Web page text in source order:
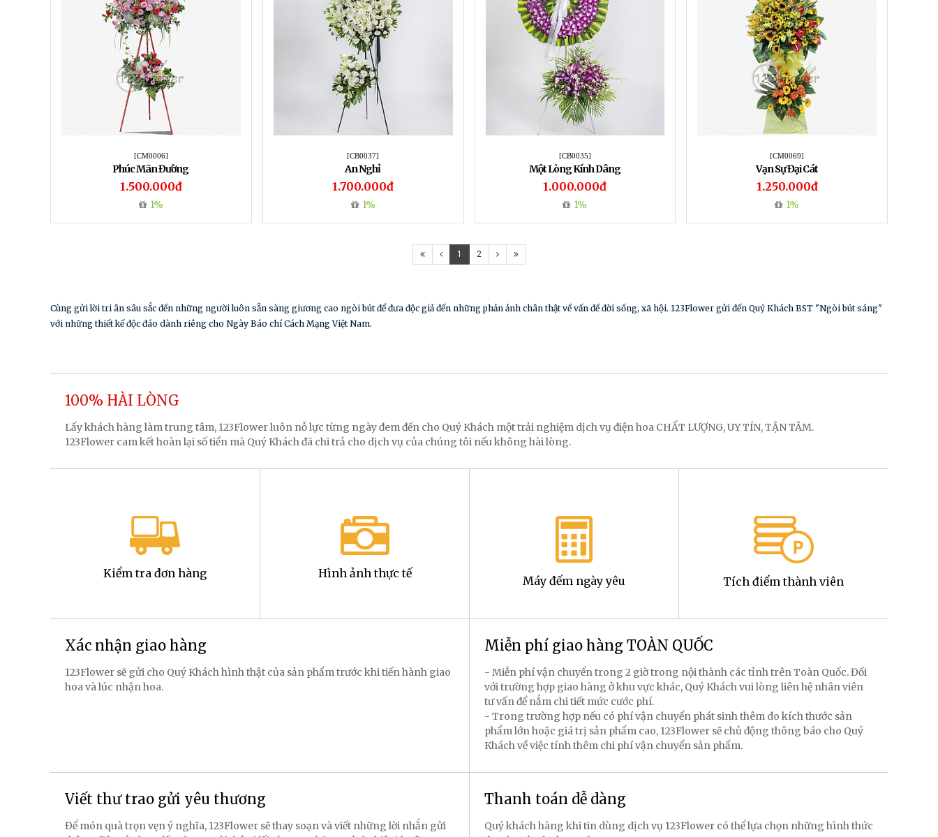
[CM0006]
Phúc Mãn Đường
1.500.000đ
1%
[CB0037]
An Nghỉ
1.700.000đ
1%
[CB0035]
Một Lòng Kính Dâng
1.000.000đ
1%
[CM0069]
Vạn Sự Đại Cát
1.250.000đ
1%
1 2
Cùng gửi lời tri ân sâu sắc đến những người luôn sẵn sàng giương cao ngòi bút để đưa độc giả đến những phản ảnh chân thật về vấn đề đời sống, xã hội. 123Flower gửi đến Quý Khách BST "Ngòi bút sáng"
với những thiết kế độc đáo dành riêng cho Ngày Báo chí Cách Mạng Việt Nam.
100% HÀI LÒNG
Lấy khách hàng làm trung tâm, 123Flower luôn nỗ lực từng ngày đem đến cho Quý Khách một trải nghiệm dịch vụ điện hoa CHẤT LƯỢNG, UY TÍN, TẬN TÂM.
123Flower cam kết hoàn lại số tiền mà Quý Khách đã chi trả cho dịch vụ của chúng tôi nếu không hài lòng.
Kiểm tra đơn hàng Hình ảnh thực tế
Máy đếm ngày yêu Tích điểm thành viên
Xác nhận giao hàng
123Flower sẽ gửi cho Quý Khách hình thật của sản phẩm trước khi tiến hành giao
hoa và lúc nhận hoa.
Miễn phí giao hàng TOÀN QUỐC
- Miễn phí vận chuyển trong 2 giờ trong nội thành các tỉnh trên Toàn Quốc. Đối
với trường hợp giao hàng ở khu vực khác, Quý Khách vui lòng liên hệ nhân viên
tư vấn để nắm chi tiết mức cước phí.
- Trong trường hợp nếu có phí vận chuyển phát sinh thêm do kích thước sản
phẩm lớn hoặc giá trị sản phẩm cao, 123Flower sẽ chủ động thông báo cho Quý
Khách về việc tính thêm chi phí vận chuyển sản phẩm.
Viết thư trao gửi yêu thương
Để món quà trọn vẹn ý nghĩa, 123Flower sẽ thay soạn và viết những lời nhắn gửi
Thanh toán dễ dàng
Quý khách hàng khi tin dùng dịch vụ 123Flower có thể lựa chọn những hình thức